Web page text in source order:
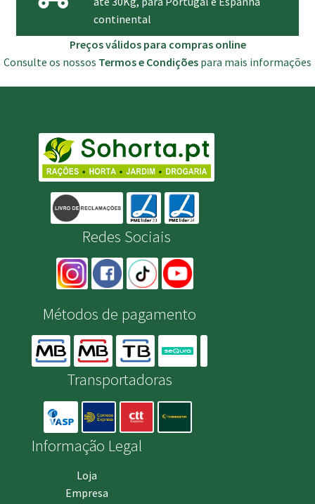
continental
Preços válidos para compras online
Consulte os nossos Termos e Condições para mais informações
Redes Sociais
Métodos de pagamento
Transportadoras
Informação Legal
Loja
Empresa